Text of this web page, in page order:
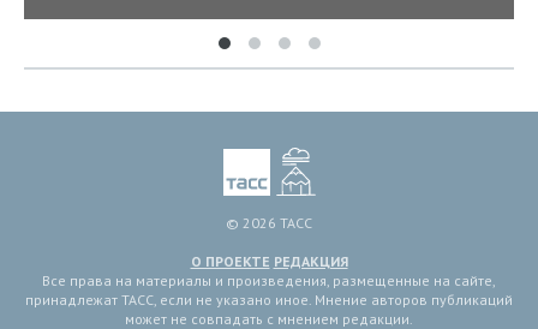
© 2026 ТАСС
О ПРОЕКТЕ РЕДАКЦИЯ
Все права на материалы и произведения, размещенные на сайте,
принадлежат ТАСС, если не указано иное. Мнение авторов публикаций
может не совпадать с мнением редакции.